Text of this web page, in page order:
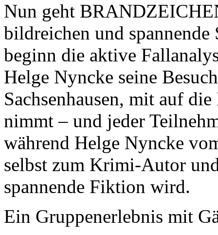
Nun geht
bildreichen und spannende
beginn die aktive
Helge Nyncke seine
Sachsenhausen, mit auf
nimmt – und jeder
während Helge Nyncke
selbst zum Krimi-Autor
spannende Fiktion wird.
Ein Gruppenerlebnis mit